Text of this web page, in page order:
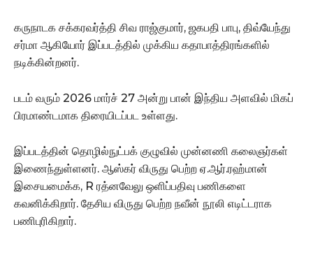
கருநாடக சக்கரவர்த்தி சிவ ராஜ்குமார், ஜகபதி பாபு, திவ்யேந்து
சர்மா ஆகியோர் இப்படத்தில் முக்கிய கதாபாத்திரங்களில்
நடிக்கின்றனர்.
படம் வரும் 2026 மார்ச் 27 அன்று பான் இந்திய அளவில் மிகப்
பிரமாண்டமாக திரையிடப்பட உள்ளது.
இப்படத்தின் தொழில்நுட்பக் குழுவில் முன்னணி கலைஞர்கள்
இணைந்துள்ளனர். ஆஸ்கர் விருது பெற்ற ஏ.ஆர்.ரஹ்மான்
இசையமைக்க, R ரத்னவேலு ஒளிப்பதிவு பணிகளை
கவனிக்கிறார். தேசிய விருது பெற்ற நவீன் நூலி எடிட்டராக
பணிபுரிகிறார்.